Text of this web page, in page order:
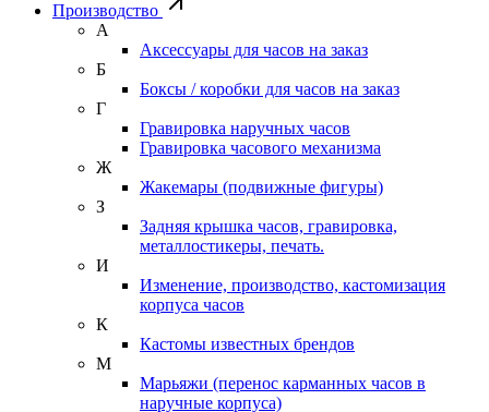
Производство
А
Аксессуары для часов на заказ
Б
Боксы / коробки для часов на заказ
Г
Гравировка наручных часов
Гравировка часового механизма
Ж
Жакемары (подвижные фигуры)
З
Задняя крышка часов, гравировка,
металлостикеры, печать.
И
Изменение, производство, кастомизация
корпуса часов
К
Кастомы известных брендов
М
Марьяжи (перенос карманных часов в
наручные корпуса)